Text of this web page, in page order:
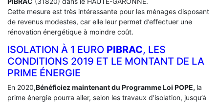
Cette mesure est très intéressante pour les ménages disposant
de revenus modestes, car elle leur permet d’effectuer une
rénovation énergétique à moindre coût.
ISOLATION À 1 EURO PIBRAC, LES
CONDITIONS 2019 ET LE MONTANT DE LA
PRIME ÉNERGIE
En 2020,Bénéficiez maintenant du Programme Loi POPE, la
prime énergie pourra aller, selon les travaux d’isolation, jusqu’à